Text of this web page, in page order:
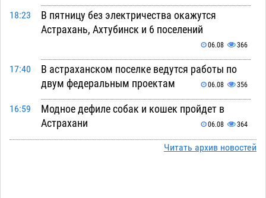
18:23
В пятницу без электричества окажутся
Астрахань, Ахтубинск и 6 поселений
06.08 366
17:40
В астраханском поселке ведутся работы по
двум федеральным проектам
06.08 356
16:59
Модное дефиле собак и кошек пройдет в
Астрахани
06.08 364
Огромного сома вытащили из Волги на
Читать архив новостей